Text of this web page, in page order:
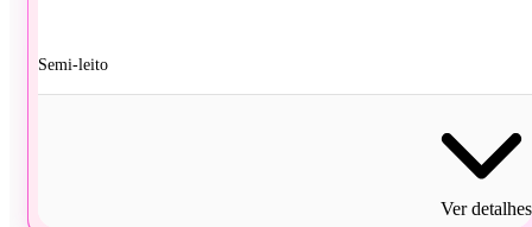
Semi-leito
Ver detalhes